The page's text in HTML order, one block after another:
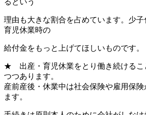
るという
理由も大きな割合を占めています。少子
育児休業時の
給付金をもっと上げてほしいものです。
★ 出産・育児休業をとり働き続けるこ
つつあります。
産前産後・休業中は社会保険や雇用保険
ます。